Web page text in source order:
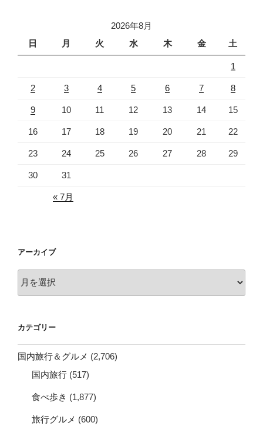
2026年8月
日
月 火 水 木 金 土
1
2 3 4 5 6 7 8
9 10 11 12 13 14 15
16 17 18 19 20 21 22
23 24 25 26 27 28 29
30 31
« 7月
アーカイブ
ー
ブ
カテゴリー
国内旅行＆グルメ (2,706)
国内旅行 (517)
食べ歩き (1,877)
旅行グルメ (600)